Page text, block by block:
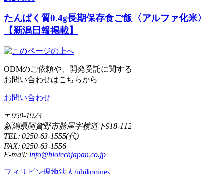
たんぱく質0.4g長期保存食ご飯〈アルファ化米〉
【新潟日報掲載】
ODMのご依頼や、開発受託に関する
お問い合わせはこちらから
お問い合わせ
〒959-1923
新潟県阿賀野市勝屋字横道下918-112
TEL: 0250-63-1555(代)
FAX: 0250-63-1556
E-mail: info@biotechjapan.co.jp
フィリピン現地法人/philippines